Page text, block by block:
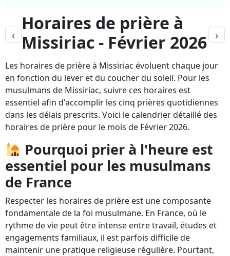
‹
Horaires de prière à
Missiriac - Février 2026
›
Les horaires de prière à Missiriac évoluent chaque jour
en fonction du lever et du coucher du soleil. Pour les
musulmans de Missiriac, suivre ces horaires est
essentiel afin d'accomplir les cinq prières quotidiennes
dans les délais prescrits. Voici le calendrier détaillé des
horaires de prière pour le mois de Février 2026.
Pourquoi prier à l'heure est
essentiel pour les musulmans
de France
Respecter les horaires de prière est une composante
fondamentale de la foi musulmane. En France, où le
rythme de vie peut être intense entre travail, études et
engagements familiaux, il est parfois difficile de
maintenir une pratique religieuse régulière. Pourtant,